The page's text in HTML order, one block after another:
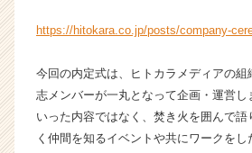
の
イ
ラ
イ
ン】
https://hitokara.co.jp/posts/company-
今回の内定式は、ヒトカラメディアの
志メンバーが一丸となって企画・運営し
いった内容ではなく、焚き火を囲んで語
く仲間を知るイベントや共にワークを